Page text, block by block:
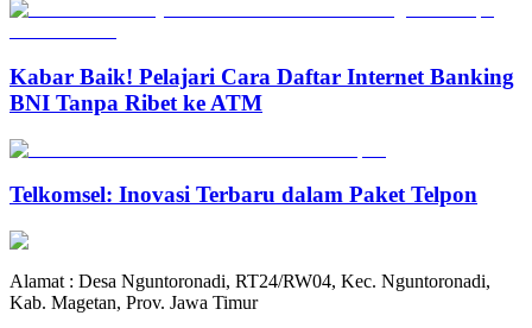
Kabar Baik! Pelajari Cara Daftar Internet Banking
BNI Tanpa Ribet ke ATM
Telkomsel: Inovasi Terbaru dalam Paket Telpon
Alamat : Desa Nguntoronadi, RT24/RW04, Kec. Nguntoronadi,
Kab. Magetan, Prov. Jawa Timur